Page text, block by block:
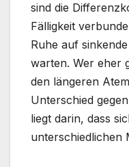
sind die
Fälligkeit
Ruhe auf
warten. Wer eher
den längeren
Unterschied
liegt darin, dass
unterschiedlichen